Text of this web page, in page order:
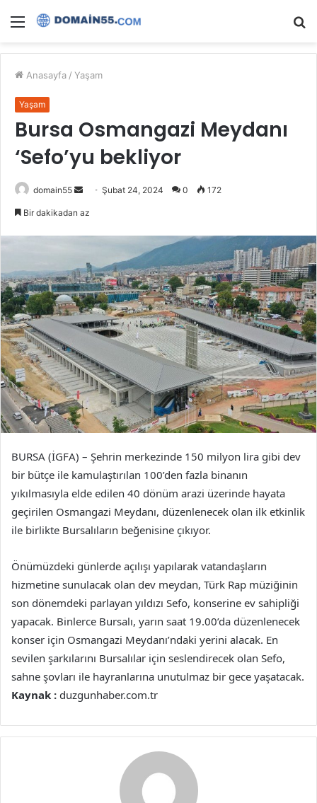
Menü
Anasayfa / Yaşam
Yaşam
Bursa Osmangazi Meydanı
‘Sefo’yu bekliyor
domain55
Bir
Şubat 24, 2024 0 172
Bir dakikadan az
BURSA (İGFA) – Şehrin merkezinde 150 milyon lira gibi dev
bir bütçe ile kamulaştırılan 100’den fazla binanın
yıkılmasıyla elde edilen 40 dönüm arazi üzerinde hayata
geçirilen Osmangazi Meydanı, düzenlenecek olan ilk etkinlik
ile birlikte Bursalıların beğenisine çıkıyor.
Önümüzdeki günlerde açılışı yapılarak vatandaşların
hizmetine sunulacak olan dev meydan, Türk Rap müziğinin
son dönemdeki parlayan yıldızı Sefo, konserine ev sahipliği
yapacak. Binlerce Bursalı, yarın saat 19.00’da düzenlenecek
konser için Osmangazi Meydanı’ndaki yerini alacak. En
sevilen şarkılarını Bursalılar için seslendirecek olan Sefo,
sahne şovları ile hayranlarına unutulmaz bir gece yaşatacak.
Kaynak : duzgunhaber.com.tr